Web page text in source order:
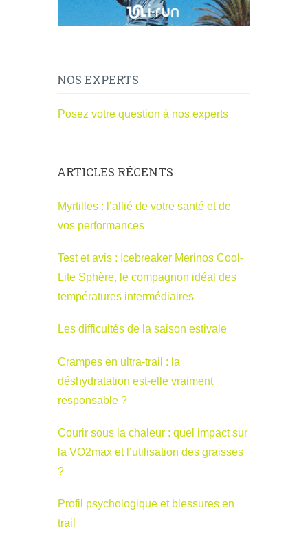
NOS EXPERTS
Posez votre question à nos experts
ARTICLES RÉCENTS
Myrtilles : l’allié de votre santé et de
vos performances
Test et avis : Icebreaker Merinos Cool-
Lite Sphère, le compagnon idéal des
températures intermédiaires
Les difficultés de la saison estivale
Crampes en ultra-trail : la
déshydratation est-elle vraiment
responsable ?
Courir sous la chaleur : quel impact sur
la VO2max et l’utilisation des graisses
?
Profil psychologique et blessures en
trail